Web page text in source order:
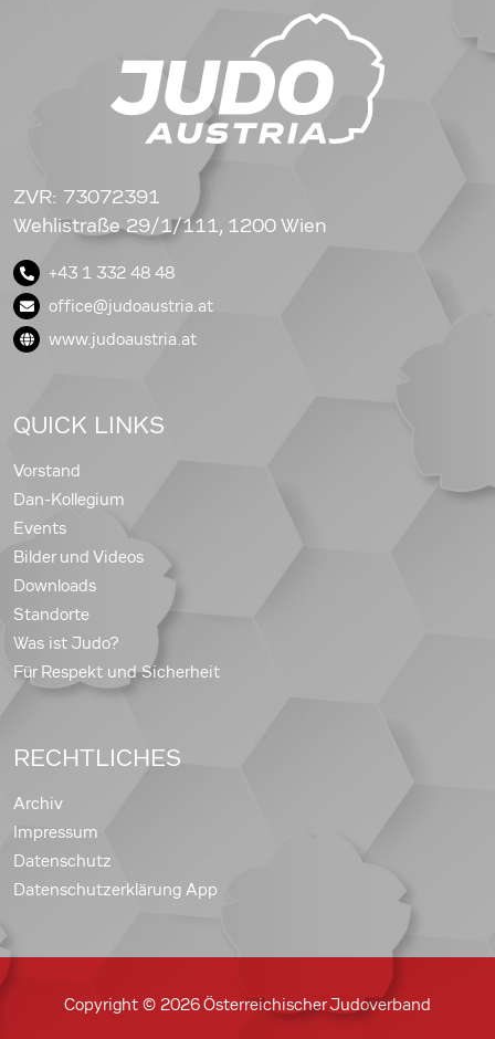
ZVR: 73072391
Wehlistraße 29/1/111, 1200 Wien
+43 1 332 48 48
office@judoaustria.at
www.judoaustria.at
QUICK LINKS
Vorstand
Dan-Kollegium
Events
Bilder und Videos
Downloads
Standorte
Was ist Judo?
Für Respekt und Sicherheit
RECHTLICHES
Archiv
Impressum
Datenschutz
Datenschutzerklärung App
Copyright © 2026 Österreichischer Judoverband